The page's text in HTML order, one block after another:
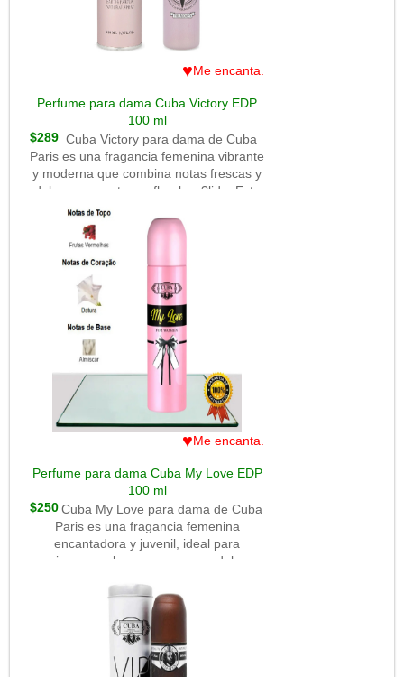
Women huele fresco y dulce, con un
floral frutal y un secado cálido y suave.
fácil de llevar, con buena proyección al
precio económico. Muchas mujeres lo
usan para el día a día, especialmente en
primavera y verano, ya que no es
pesado ni demasiado intenso. Es una
opción accesible, juvenil y con un toque
sofisticado.En resumen, Cuba VIP
Women es un perfume dulce-floral con
notas de champagne y durazno que
transmite frescura, alegría y suavidad
femenina a un precio muy accesible.
♥Me encanta.
Perfume para dama Cuba Victory EDP
100 ml
$289 Cuba Victory para dama de Cuba
Paris es una fragancia femenina vibrante
y moderna que combina notas frescas y
dulces con un toque floral y c?lido. Este
perfume est? dise?ado para mujeres
que buscan un aroma alegre y
cautivador. La composici?n se abre con
notas frutales como la manzana y las
frutas c?tricas, seguidas de un coraz?n
floral de jazm?n y rosas, que le aporta
un toque femenino y rom?ntico. En la
base, se encuentran notas de vainilla, ?
mbar y almizcle, que le dan calidez y
una sensaci?n envolvente. Es una
fragancia vers?til, perfecta para uso
diario o para ocasiones especiales, con
un aroma duradero que deja una
impresi?n suave y atractiva. OLYMPEA.
♥Me encanta.
Perfume para dama Cuba My Love EDP
100 ml
$250Cuba My Love para dama de Cuba
Paris es una fragancia femenina
encantadora y juvenil, ideal para
mujeres que buscan un aroma dulce y
sus notas frutales y florales, que crean
una sensaci?n de frescura y vitalidad. En
la salida, se destacan notas jugosas de
frutas como la manzana y la pera, que
aportan un toque fresco y chispeante.